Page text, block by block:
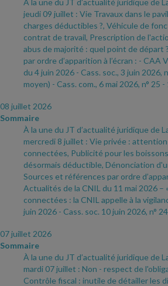
jeudi 09 juillet : Vie Travaux dans le
charges déductibles ?, Véhicule de
contrat de travail, Prescription de
abus de majorité : quel point de départ
par ordre d’apparition à l’écran : - CAA
du 4 juin 2026 - Cass. soc., 3 juin 2026,
moyen) - Cass. com., 6 mai 2026, n° 25 -
08 juillet 2026
Sommaire
À la une du JT d’actualité juridique de
mercredi 8 juillet : Vie privée :
connectées, Publicité pour les
désormais déductible, Dénonciation
Sources et références par ordre
Actualités de la CNIL du 11 mai 2026 –
connectées : la CNIL appelle à la
juin 2026 - Cass. soc. 10 juin 2026, n° 24
07 juillet 2026
Sommaire
À la une du JT d’actualité juridique de
mardi 07 juillet : Non - respect de
Contrôle fiscal : inutile de détailler les